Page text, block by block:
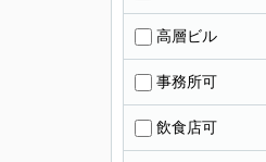
高層ビル
事務所可
飲食店可